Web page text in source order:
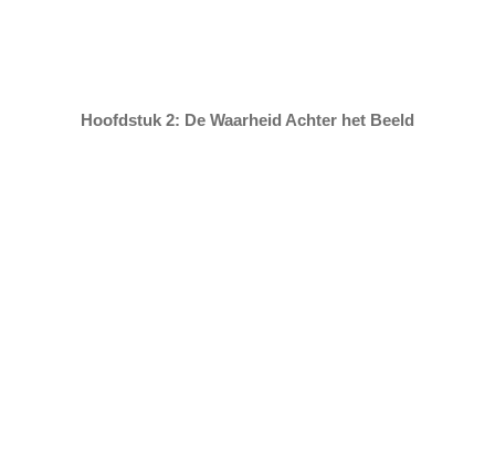
Hoofdstuk 2: De Waarheid Achter het Beeld